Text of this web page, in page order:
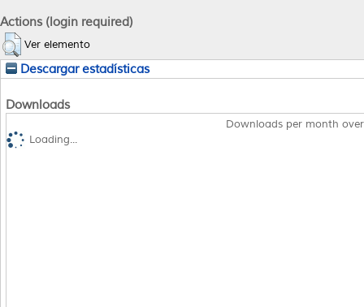
Actions (login required)
Ver elemento
Descargar estadísticas
Downloads
Downloads per month
Loading...